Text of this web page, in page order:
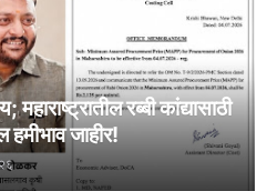
रब्बी कांद्यासाठी
जाहीर!